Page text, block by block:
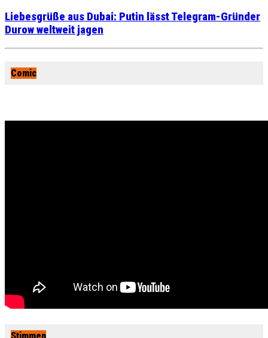
Liebesgrüße aus Dubai: Putin lässt Telegram-Gründer
Durow weltweit jagen
Comic